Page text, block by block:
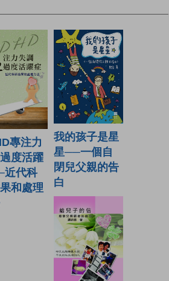
專注力
度活躍
近代科
和處理
我的孩子是星
星──一個自
閉兒父親的告
白